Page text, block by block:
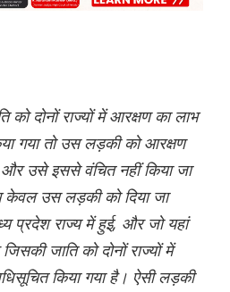
को दोनों राज्यों में आरक्षण का लाभ
गया तो उस लड़की को आरक्षण
और उसे इससे वंचित नहीं किया जा
केवल उस लड़की को दिया जा
प्रदेश राज्य में हुई, और जो यहां
जाति को दोनों राज्यों में
किया गया है। ऐसी लड़की